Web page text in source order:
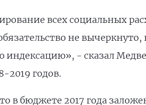
всех социальных
не
- сказал
2019 годов.
в бюджете 2017 года